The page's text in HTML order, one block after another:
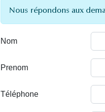
Nous répondons aux
Nom
Prenom
Téléphone